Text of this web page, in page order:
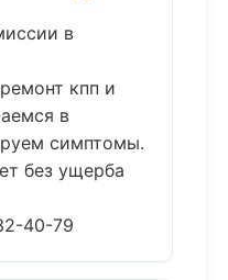
в
кпп и
в
симптомы.
без ущерба
40-79